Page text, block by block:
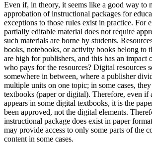
Even if, in theory, it seems like a good way to
approbation of instructional packages for
exceptions to those rules exist in practice. For
partially editable material does not require
such materials are borne by students.
books, notebooks, or activity books belong to
are high for publishers, and this has an impact
who pays for the resources? Digital resources
somewhere in between, where a publisher
multiple units on one topic; in some cases,
textbooks (paper or digital). Therefore, even if
appears in some digital textbooks, it is the
been approved, not the digital elements.
instructional package does exist in paper
may provide access to only some parts of the
content in some cases.